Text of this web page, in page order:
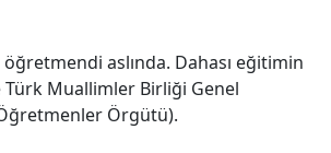
aslında. Dahası eğitimin
Türk Muallimler Birliği Genel
Örgütü).